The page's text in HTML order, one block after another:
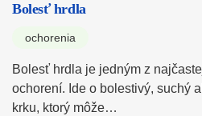
Bolesť hrdla
ochorenia
Bolesť hrdla je jedným z
ochorení. Ide o bolestivý, suchý
krku, ktorý môže…